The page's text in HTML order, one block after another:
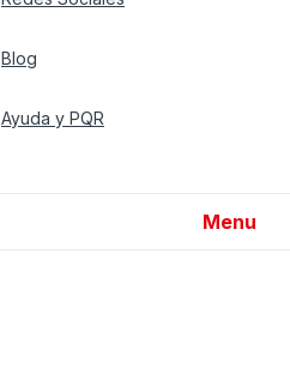
Blog
Ayuda y PQR
Menu